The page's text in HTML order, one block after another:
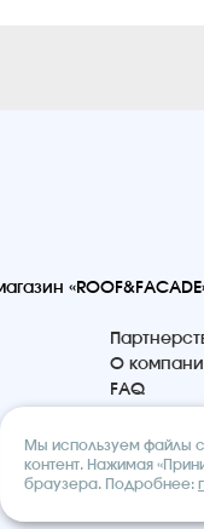
О
FAQ
Мы используем файлы
контент. Нажимая
браузера. Подробнее: